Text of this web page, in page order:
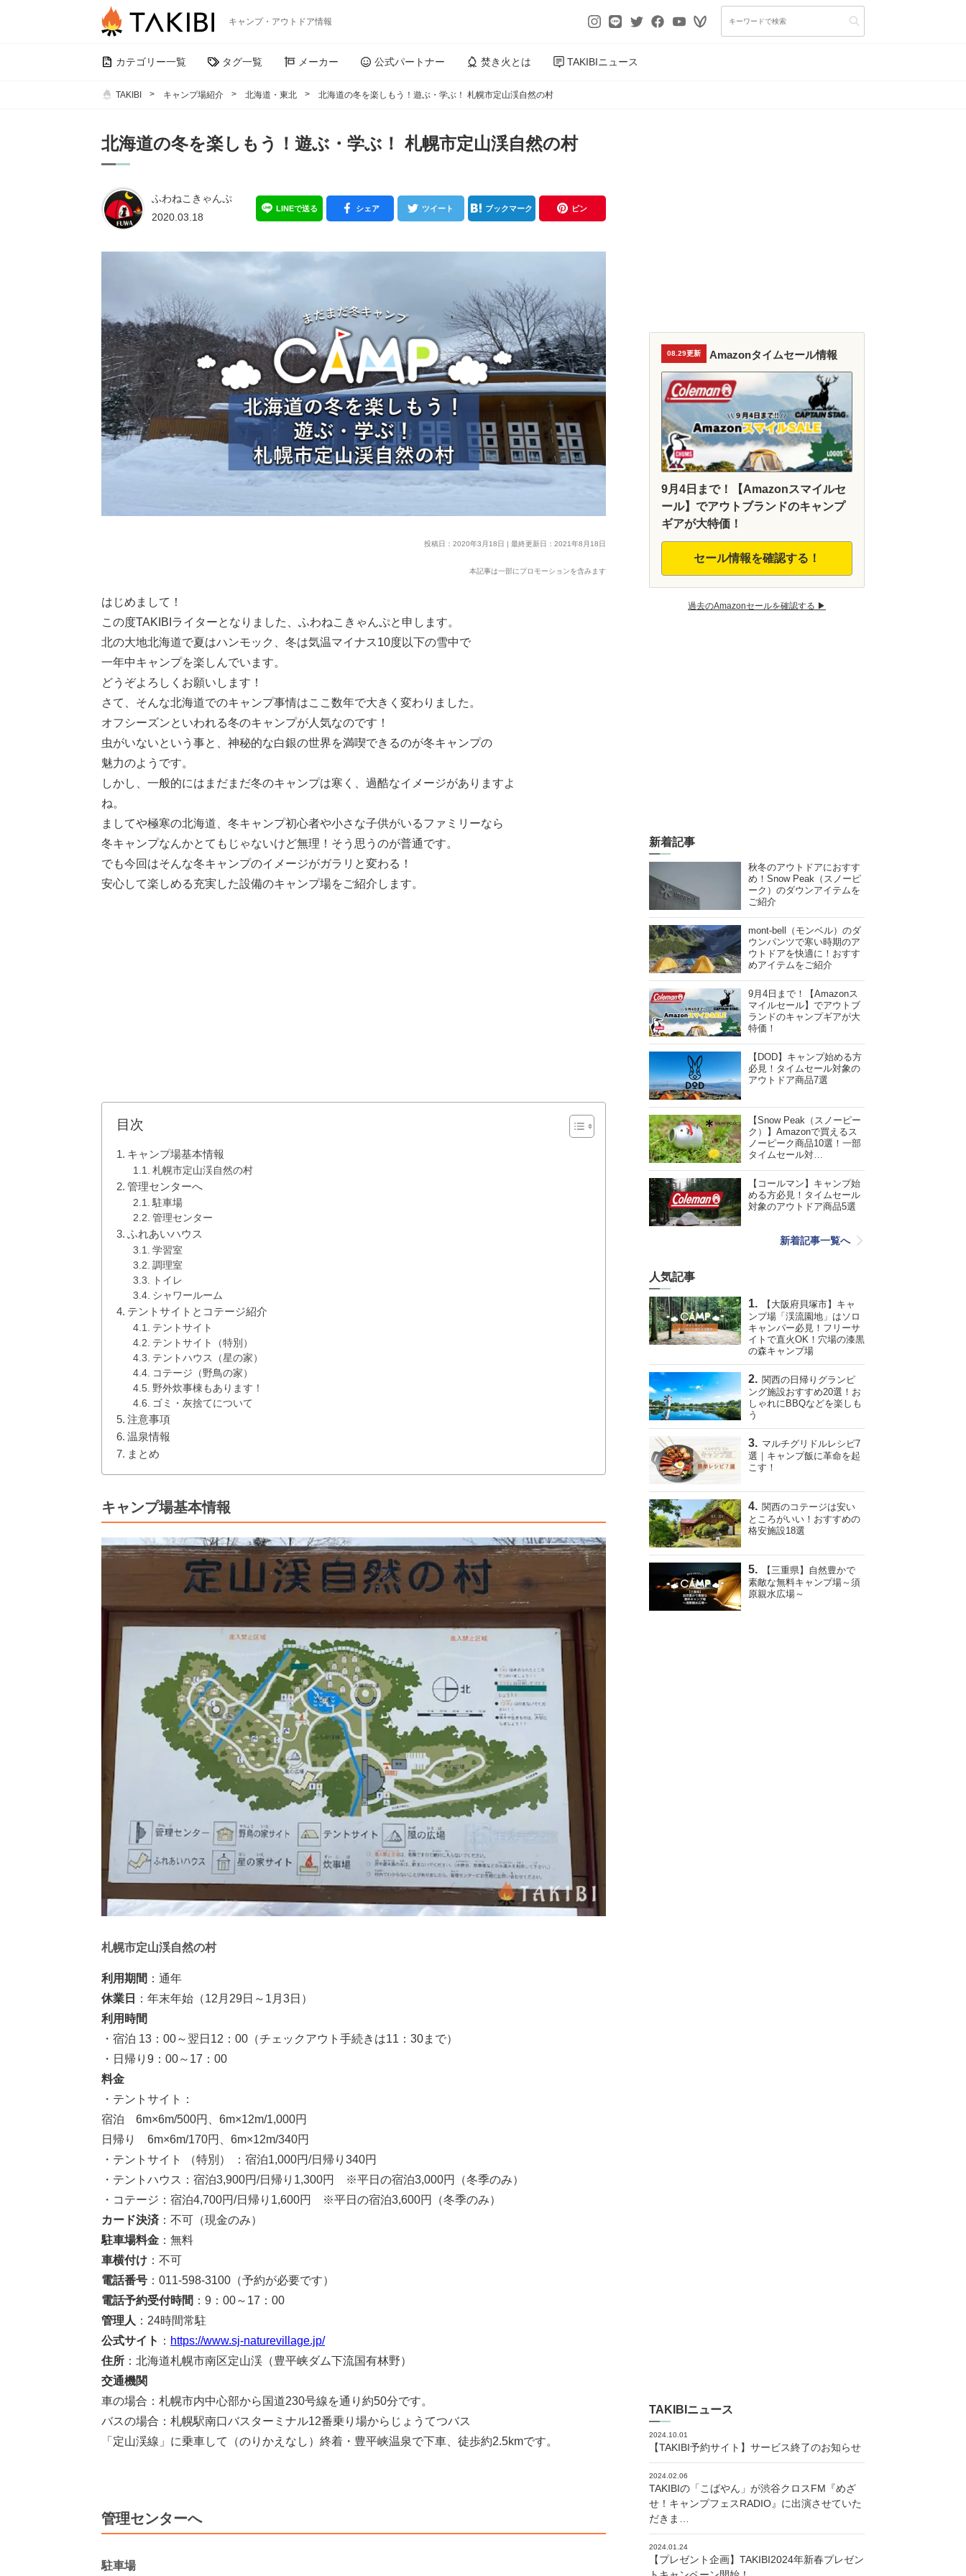
キャンプ・アウトドア情報
カテゴリー一覧 タグ一覧 メーカー 公式パートナー 焚き火とは TAKIBIニュース
TAKIBI キャンプ場紹介 北海道・東北 北海道の冬を楽しもう！遊ぶ・学ぶ！ 札幌市定山渓自然の村
北海道の冬を楽しもう！遊ぶ・学ぶ！ 札幌市定山渓自然の村
ふわねこきゃんぷ
2020.03.18
LINEで送る シェア ツイート ブックマーク ピン
投稿日：2020年3月18日 | 最終更新日：2021年8月18日
本記事は一部にプロモーションを含みます
はじめまして！
この度TAKIBIライターとなりました、ふわねこきゃんぷと申します。
北の大地北海道で夏はハンモック、冬は気温マイナス10度以下の雪中で
一年中キャンプを楽しんでいます。
どうぞよろしくお願いします！
さて、そんな北海道でのキャンプ事情はここ数年で大きく変わりました。
オフシーズンといわれる冬のキャンプが人気なのです！
虫がいないという事と、神秘的な白銀の世界を満喫できるのが冬キャンプの
魅力のようです。
しかし、一般的にはまだまだ冬のキャンプは寒く、過酷なイメージがありますよ
ね。
ましてや極寒の北海道、冬キャンプ初心者や小さな子供がいるファミリーなら
冬キャンプなんかとてもじゃないけど無理！そう思うのが普通です。
でも今回はそんな冬キャンプのイメージがガラリと変わる！
安心して楽しめる充実した設備のキャンプ場をご紹介します。
目次
キャンプ場基本情報
札幌市定山渓自然の村
管理センターへ
駐車場
管理センター
ふれあいハウス
学習室
調理室
トイレ
シャワールーム
テントサイトとコテージ紹介
テントサイト
テントサイト（特別）
テントハウス（星の家）
コテージ（野鳥の家）
野外炊事棟もあります！
ゴミ・灰捨てについて
注意事項
温泉情報
まとめ
キャンプ場基本情報
札幌市定山渓自然の村
利用期間 ：通年
休業日
：年末年始（12月29日～1月3日）
利用時間
・宿泊 13：00～翌日12：00（チェックアウト手続きは11：30まで）
・日帰り9：00～17：00
料金
・テントサイト：
宿泊 6m×6m/500円、6m×12m/1,000円
日帰り 6m×6m/170円、6m×12m/340円
・テントサイト （特別） ：宿泊1,000円/日帰り340円
・テントハウス：宿泊3,900円/日帰り1,300円 ※平日の宿泊3,000円（冬季のみ）
・コテージ：宿泊4,700円/日帰り1,600円 ※平日の宿泊3,600円（冬季のみ）
カード決済 ：不可（現金のみ）
駐車場料金 ：無料
車横付け ：不可
電話番号 ：011-598-3100（予約が必要です）
電話予約受付時間 ：9：00～17：00
管理人 ：24時間常駐
公式サイト ： https://www.sj-naturevillage.jp/
住所 ：北海道札幌市南区定山渓（豊平峡ダム下流国有林野）
交通機関
車の場合：札幌市内中心部から国道230号線を通り約50分です。
バスの場合：札幌駅南口バスターミナル12番乗り場からじょうてつバス
「定山渓線」に乗車して（のりかえなし）終着・豊平峡温泉で下車、徒歩約2.5kmです。
管理センターへ
駐車場
08.29更新 Amazonタイムセール情報
9月4日まで！【Amazonスマイルセ
ール】でアウトブランドのキャンプ
ギアが大特価！
セール情報を確認する！
過去のAmazonセールを確認する ▶︎
新着記事
秋冬のアウトドアにおすす
め！Snow Peak（スノーピ
ーク）のダウンアイテムを
ご紹介
mont-bell（モンベル）のダ
ウンパンツで寒い時期のア
ウトドアを快適に！おすす
めアイテムをご紹介
9月4日まで！【Amazonス
マイルセール】でアウトブ
ランドのキャンプギアが大
特価！
【DOD】キャンプ始める方
必見！タイムセール対象の
アウトドア商品7選
【Snow Peak（スノーピー
ク）】Amazonで買えるス
ノーピーク商品10選！一部
タイムセール対…
【コールマン】キャンプ始
める方必見！タイムセール
対象のアウトドア商品5選
新着記事一覧へ
人気記事
【大阪府貝塚市】キャ
ンプ場「渓流園地」はソロ
キャンパー必見！フリーサ
イトで直火OK！穴場の漆黒
の森キャンプ場
関西の日帰りグランピ
ング施設おすすめ20選！お
しゃれにBBQなどを楽しも
う
マルチグリドルレシピ7
選｜キャンプ飯に革命を起
こす！
関西のコテージは安い
ところがいい！おすすめの
格安施設18選
【三重県】自然豊かで
素敵な無料キャンプ場～須
原親水広場～
TAKIBIニュース
2024.10.01
【TAKIBI予約サイト】サービス終了のお知らせ
2024.02.06
TAKIBIの「こばやん」が渋谷クロスFM『めざ
せ！キャンプフェスRADIO』に出演させていた
だきま…
2024.01.24
【プレゼント企画】TAKIBI2024年新春プレゼン